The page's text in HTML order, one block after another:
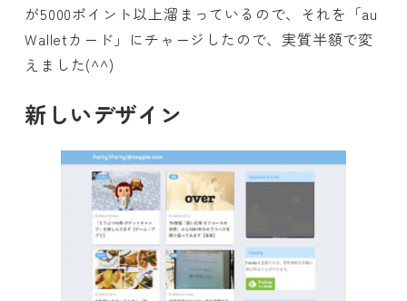
が5000ポイント以上溜まっているので、それを「au
Walletカード」にチャージしたので、実質半額で変
えました(^^)
新しいデザイン